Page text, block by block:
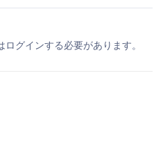
ログインする必要があります。